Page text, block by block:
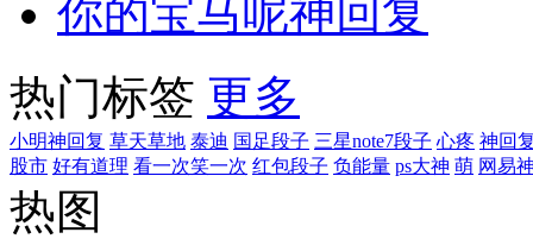
你的宝马呢神回复
热门标签 更多
小明神回复 草天草地 泰迪 国足段子 三星note7段子 心疼 神回
股市 好有道理 看一次笑一次 红包段子 负能量 ps大神 萌 网易
热图